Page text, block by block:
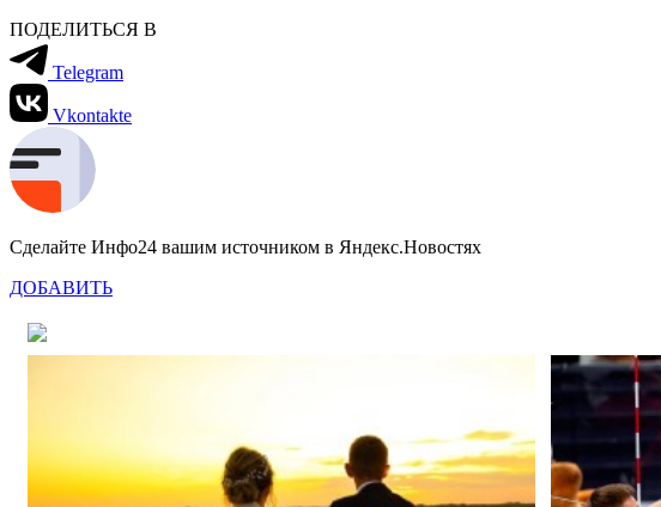
ПОДЕЛИТЬСЯ В
Telegram
Vkontakte
Сделайте Инфо24 вашим источником в Яндекс.Новостях
ДОБАВИТЬ